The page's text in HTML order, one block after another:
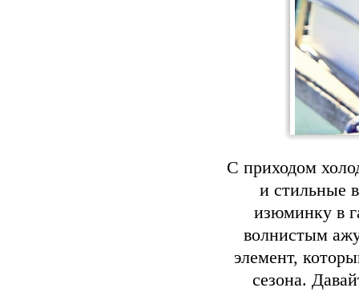
С приходом
и стильные
изюминку в
волнистым
элемент,
сезона.